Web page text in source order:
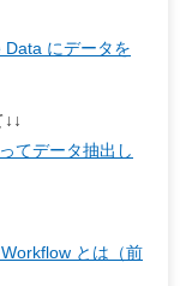
にデータを
てデータ抽出し
とは（前